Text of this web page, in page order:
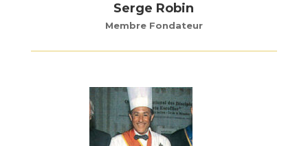
Serge Robin
Membre Fondateur